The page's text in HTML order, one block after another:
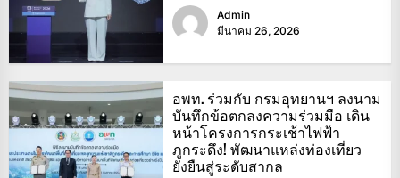
Admin
มีนาคม 26, 2026
อพท. ร่วมกับ กรมอุทยานฯ ลงนาม
บันทึกข้อตกลงความร่วมมือ เดิน
หน้าโครงการกระเช้าไฟฟ้า
ภูกระดึง! พัฒนาแหล่งท่องเที่ยว
ยั่งยืนสู่ระดับสากล